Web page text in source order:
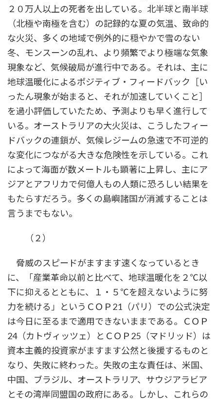
２０万人以上の死者を出している。北半球と南半球
（北極や南極を含む）の記録的な夏の気温、致命的
な火災、多くの地域で例外的に穏やかで雪のない
冬、モンスーンの乱れ、より頻繁でより極端な気象
現象など、気候破局が進行中である。それは、主に
地球温暖化によるポジティブ・フィードバック［い
ったん現象が始まると、それが加速していくこと］
を過小評価していたため、予測よりも早く進行して
いる。オーストラリアの大火災は、こうしたフィー
ドバックの連鎖が、気候レジームの急速で不可逆的
な変化につながる大きな危険性を示している。これ
によって海面が数メートルも顕著に上昇し、主にア
ジアとアフリカで何億人もの人類に恐ろしい結果を
もたらすだろう。多くの島嶼諸国が消滅することは
言うまでもない。
（２）
脅威のスピードがますます速くなっているとき
に、「産業革命以前と比べて、地球温暖化を２℃以
下に抑えるとともに、１・５℃を超えないように努
力を続ける」というＣＯＰ21（パリ）での公式決定
は今日に至るまで適用できないままである。ＣＯＰ
24（カトヴィッツェ）とＣＯＰ25（マドリッド）は
資本主義的投資家がますます公然と後援するものと
なり、失敗に終わった。失敗の主な責任は、米国、
中国、ブラジル、オーストラリア、サウジアラビア
とその湾岸同盟国の政府にある。しかし、これらの